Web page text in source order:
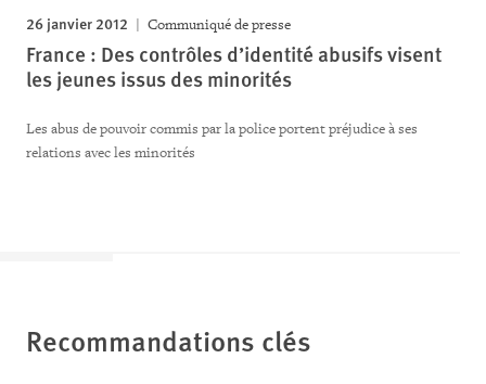
26 janvier 2012 Communiqué de presse
France : Des contrôles d’identité abusifs visent
les jeunes issus des minorités
Les abus de pouvoir commis par la police portent préjudice à ses
relations avec les minorités
Recommandations clés